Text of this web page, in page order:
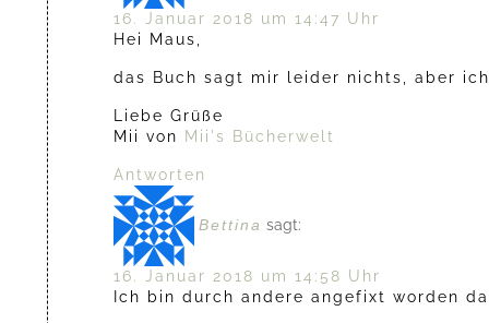
16. Januar 2018 um 14:47 Uhr
Hei Maus,
das Buch sagt mir leider nichts, aber
Liebe Grüße
Mii von
Mii's Bücherwelt
Antworten
Bettina sagt:
16. Januar 2018 um 14:58 Uhr
Ich bin durch andere angefixt worden